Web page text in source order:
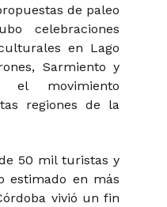
de paleo
celebraciones
en Lago
Sarmiento y
el movimiento
regiones de la
50 mil turistas y
estimado en más
vivió un fin